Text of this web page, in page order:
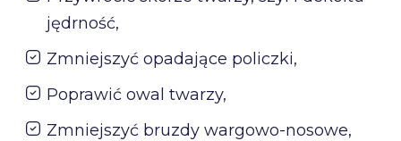
jędrność,
Zmniejszyć opadające policzki,
Poprawić owal twarzy,
Zmniejszyć bruzdy wargowo-nosowe,